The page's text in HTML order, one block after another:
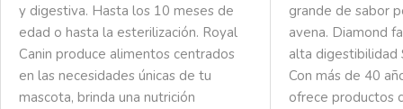
y digestiva. Hasta los 10 meses de
edad o hasta la esterilización. Royal
Canin produce alimentos centrados
en las necesidades únicas de tu
mascota, brinda una nutrición
grande de sabor
avena. Diamond
alta digestibilidad
Con más de 40
ofrece productos